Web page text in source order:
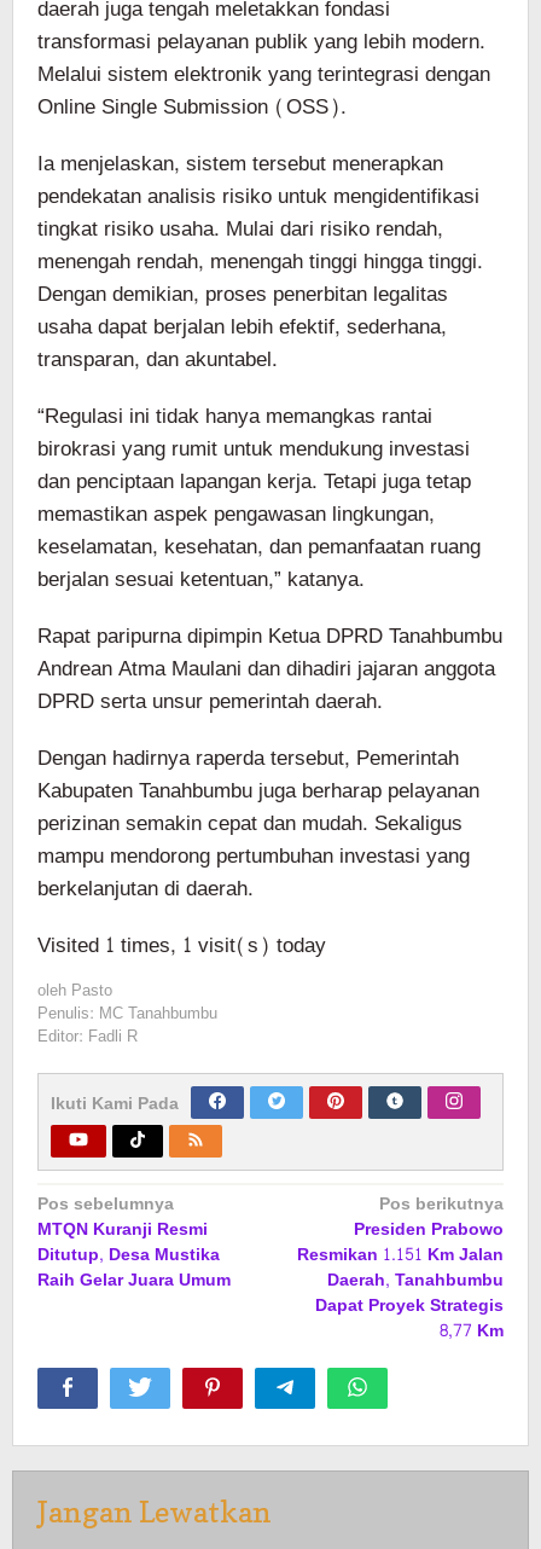
daerah juga tengah meletakkan fondasi
transformasi pelayanan publik yang lebih modern.
Melalui sistem elektronik yang terintegrasi dengan
Online Single Submission (OSS).
Ia menjelaskan, sistem tersebut menerapkan
pendekatan analisis risiko untuk mengidentifikasi
tingkat risiko usaha. Mulai dari risiko rendah,
menengah rendah, menengah tinggi hingga tinggi.
Dengan demikian, proses penerbitan legalitas
usaha dapat berjalan lebih efektif, sederhana,
transparan, dan akuntabel.
“Regulasi ini tidak hanya memangkas rantai
birokrasi yang rumit untuk mendukung investasi
dan penciptaan lapangan kerja. Tetapi juga tetap
memastikan aspek pengawasan lingkungan,
keselamatan, kesehatan, dan pemanfaatan ruang
berjalan sesuai ketentuan,” katanya.
Rapat paripurna dipimpin Ketua DPRD Tanahbumbu
Andrean Atma Maulani dan dihadiri jajaran anggota
DPRD serta unsur pemerintah daerah.
Dengan hadirnya raperda tersebut, Pemerintah
Kabupaten Tanahbumbu juga berharap pelayanan
perizinan semakin cepat dan mudah. Sekaligus
mampu mendorong pertumbuhan investasi yang
berkelanjutan di daerah.
Visited 1 times, 1 visit(s) today
oleh Pasto
Penulis: MC Tanahbumbu
Editor: Fadli R
Ikuti Kami Pada
Navigasi
pos
Pos sebelumnya
MTQN Kuranji Resmi
Ditutup, Desa Mustika
Raih Gelar Juara Umum
Pos berikutnya
Presiden Prabowo
Resmikan 1.151 Km Jalan
Daerah, Tanahbumbu
Dapat Proyek Strategis
8,77 Km
Jangan Lewatkan